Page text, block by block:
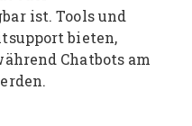
ist. Tools und
bieten,
Chatbots am